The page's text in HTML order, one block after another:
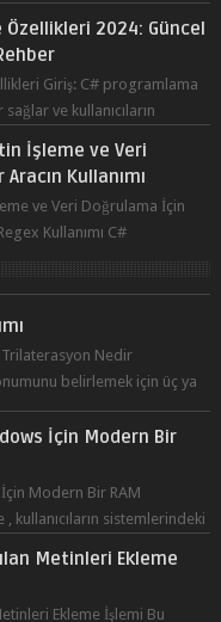
Özellikleri 2024: Güncel
Giriş: C# programlama
ve kullanıcıların
İşleme ve Veri
Kullanımı
ve Veri Doğrulama İçin
Kullanımı C#
ifad...
Trilaterasyon Nedir
belirlemek için üç ya
İçin Modern Bir
Modern Bir RAM
kullanıcıların sistemlerindeki
Metinleri Ekleme
Ekleme İşlemi Bu